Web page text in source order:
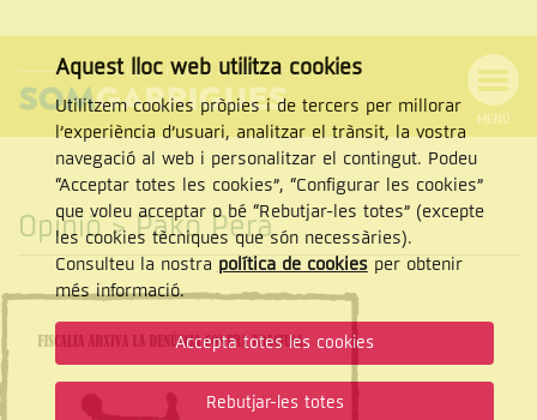
NAVEGACIÓ
MENÚ
Cercar
CERCAR
Opinió> Pako Pera
Aquest lloc web utilitza cookies
Utilitzem cookies pròpies i de tercers per millorar
l’experiència d’usuari, analitzar el trànsit, la vostra
navegació al web i personalitzar el contingut. Podeu
“Acceptar totes les cookies”, “Configurar les cookies”
que voleu acceptar o bé “Rebutjar-les totes” (excepte
les cookies tècniques que són necessàries).
Consulteu la nostra política de cookiesper obtenir
més informació.
Accepta totes les cookies
Rebutjar-les totes